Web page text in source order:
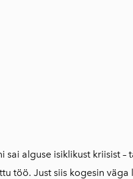
sai alguse isiklikust kriisist
töö. Just siis kogesin